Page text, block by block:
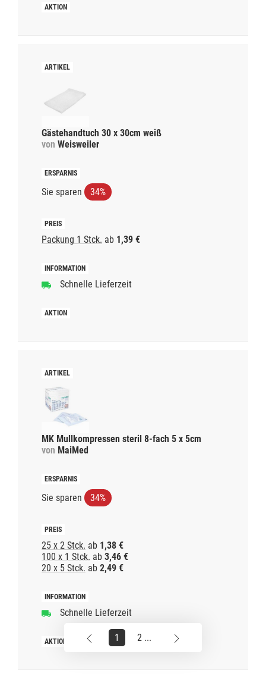
Gästehandtuch 30 x 30cm weiß
von Weisweiler
Sie sparen 34%
Packung 1 Stck. ab 1,39 €
Schnelle Lieferzeit
MK Mullkompressen steril 8-fach 5 x 5cm
von MaiMed
Sie sparen 34%
25 x 2 Stck. ab 1,38 €
100 x 1 Stck. ab 3,46 €
20 x 5 Stck. ab 2,49 €
Schnelle Lieferzeit
1 2 ...